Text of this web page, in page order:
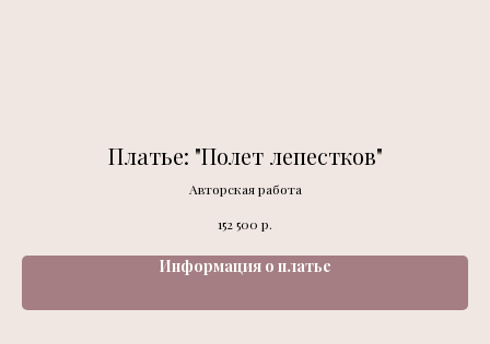
Платье: "Полет лепестков"
Авторская работа
152 500 р.
Информация о платье